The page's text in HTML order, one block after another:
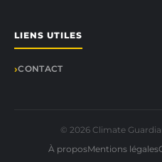
LIENS UTILES
CONTACT
© 2026 Climate
À proposMentions légales